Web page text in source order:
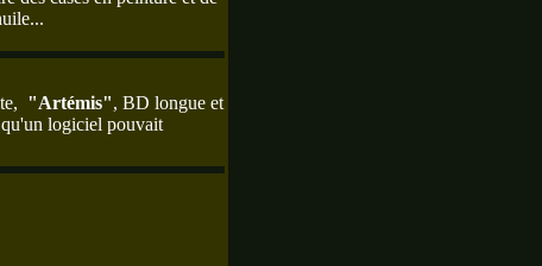
"Artémis", BD longue et
logiciel pouvait